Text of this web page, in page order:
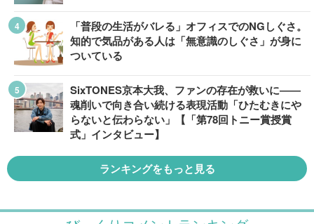
「普段の生活がバレる」オフィスでのNGしぐさ。
知的で気品がある人は「無意識のしぐさ」が身に
ついている
SixTONES京本大我、ファンの存在が救いに――
魂削いで向き合い続ける表現活動「ひたむきにや
らないと伝わらない」【「第78回トニー賞授賞
式」インタビュー】
ランキングをもっと見る